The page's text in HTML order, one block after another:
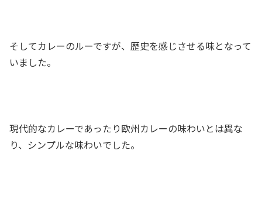
そしてカレーのルーですが、歴史を感じさせる味となって
いました。
現代的なカレーであったり欧州カレーの味わいとは異な
り、シンプルな味わいでした。